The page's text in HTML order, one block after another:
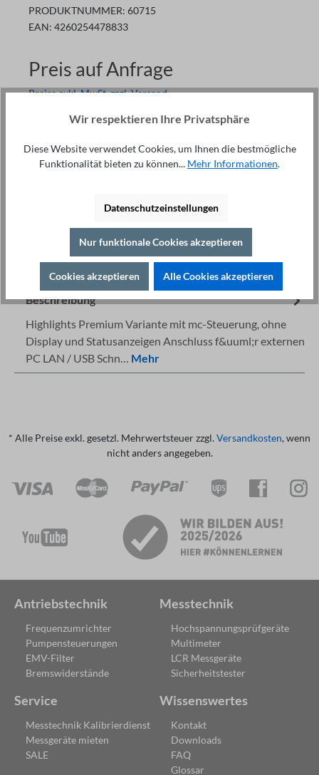
PRODUKTNUMMER: 60715
EAN: 4260254478833
Preis auf Anfrage
Preise exkl. MwSt. zzgl. Versand
Details
Fachberatung unter
+49 421 277 9999
Beschreibung
Highlights Premium Variante mit mc-Steuerung, ohne
Display und Statusanzeigen Anschluss f&uuml;r externen
PC LAN / USB Schn… Mehr
* Alle Preise exkl. gesetzl. Mehrwertsteuer zzgl. Versandkosten, wenn
nicht anders angegeben.
Antriebstechnik
Frequenzumrichter
Pumpensteuerungen
EMV-Filter
Bremswiderstände
Messtechnik
Hochspannungsprüfgeräte
Multimeter
LCR Messgeräte
Sicherheitstester
Service
Messtechnik Kalibrierdienst
Messgeräte mieten
SALE
Wissenswertes
Kontakt
Downloads
FAQ
Glossar
Wir respektieren Ihre Privatsphäre
Diese Website verwendet Cookies, um Ihnen die bestmögliche
Funktionalität bieten zu können... Mehr Informationen.
Datenschutzeinstellungen
Nur funktionale Cookies akzeptieren
Cookies akzeptieren Alle Cookies akzeptieren